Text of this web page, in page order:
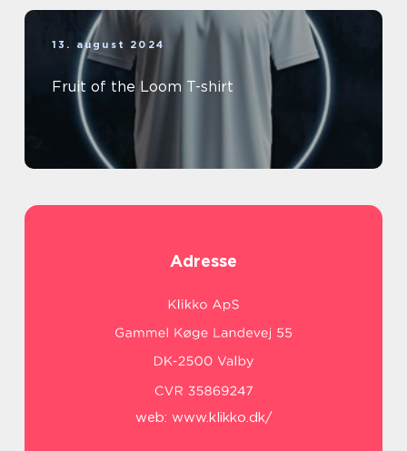
13. august 2024
Fruit of the Loom T-shirt
Adresse
web: www.klikko.dk/